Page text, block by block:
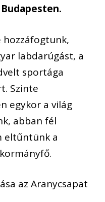
hozzáfogtunk,
labdarúgást, a
sportága
Szinte
egykor a világ
abban fél
eltűntünk a
az Aranycsapat